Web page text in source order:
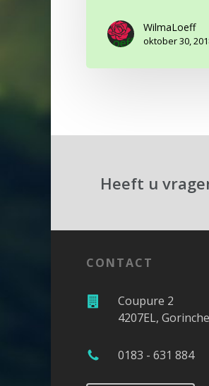
WilmaLoeff
oktober 30,
Heeft u
CONTACT
Coupure 2
4207EL,
0183 - 631 884